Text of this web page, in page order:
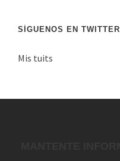
c
r
SÍGUENOS EN TWITTER
Mis tuits